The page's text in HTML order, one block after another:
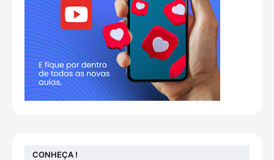
CONHEÇA !